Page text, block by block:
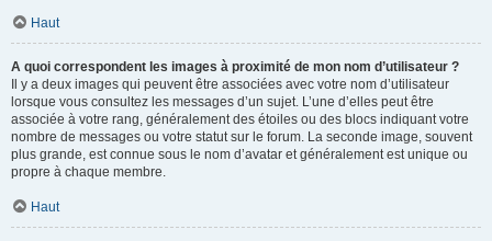
Haut
A quoi correspondent les images à proximité de mon nom d’utilisateur ?
Il y a deux images qui peuvent être associées avec votre nom d’utilisateur
lorsque vous consultez les messages d’un sujet. L’une d’elles peut être
associée à votre rang, généralement des étoiles ou des blocs indiquant votre
nombre de messages ou votre statut sur le forum. La seconde image, souvent
plus grande, est connue sous le nom d’avatar et généralement est unique ou
propre à chaque membre.
Haut